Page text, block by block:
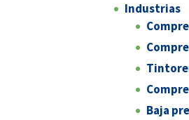
Industrias
Baja